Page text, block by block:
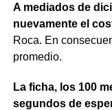
A mediados de
nuevamente el
Roca. En
promedio.
La ficha, los 100
segundos de